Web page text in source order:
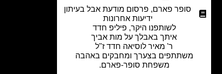
סופר פארם,פרסום מודעת אבל בעיתון
ידיעות אחרונות
לשותפנו היקר, פיליפ חדד
איתך באבלך על מות אביך
ר' מאיר לוסיאה חדד ז"ל
משתתפים בצערך ומחבקים באהבה
משפחת סופר-פארם.